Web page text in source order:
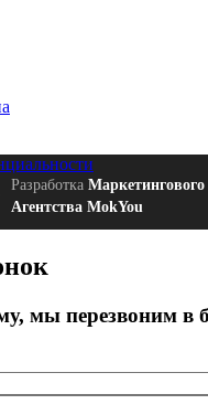
РазработкаМаркетингового
Агентства MokYou
, мы перезвоним в